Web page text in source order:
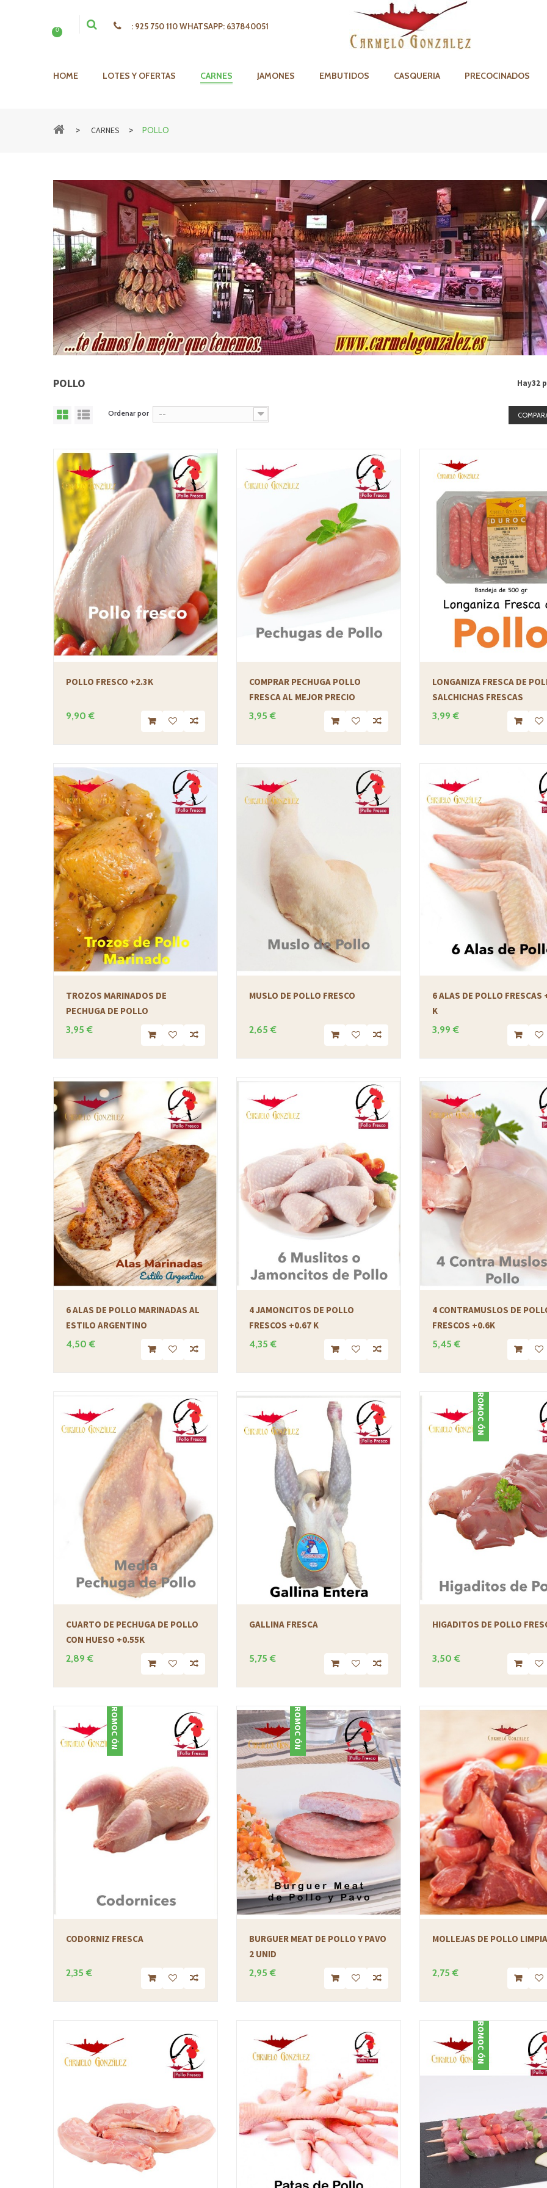
0 : 925 750 110 WHATSAPP: 637840051
HOME LOTES Y OFERTAS CARNES JAMONES EMBUTIDOS CASQUERIA PRECOCINADOS
> CARNES > POLLO
POLLO Hay32
Ordenar por --
POLLO FRESCO +2.3K
9,90 €
COMPRAR PECHUGA POLLO
FRESCA AL MEJOR PRECIO
3,95 €
LONGANIZA FRESCA DE
SALCHICHAS FRESCAS
3,99 €
TROZOS MARINADOS DE
PECHUGA DE POLLO
3,95 €
MUSLO DE POLLO FRESCO
2,65 €
6 ALAS DE POLLO FRESCAS
K
3,99 €
6 ALAS DE POLLO MARINADAS AL
ESTILO ARGENTINO
4,50 €
4 JAMONCITOS DE POLLO
FRESCOS +0.67 K
4,35 €
4 CONTRAMUSLOS DE
FRESCOS +0.6K
5,45 €
CUARTO DE PECHUGA DE POLLO
CON HUESO +0.55K
2,89 €
GALLINA FRESCA
5,75 €
PROMOCIÓN
HIGADITOS DE POLLO
3,50 €
PROMOCIÓN
CODORNIZ FRESCA
2,35 €
PROMOCIÓN
BURGUER MEAT DE POLLO Y PAVO
2 UNID
2,95 €
MOLLEJAS DE POLLO
2,75 €
PROMOCIÓN